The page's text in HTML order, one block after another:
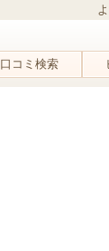
口コミ検索